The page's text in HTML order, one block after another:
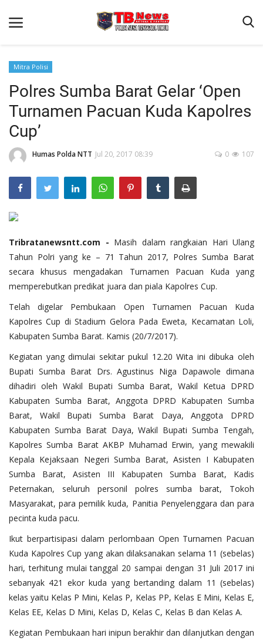
Beranda
Binkam
Terms & Conditions
Reskrim
Lantas
Polisi Kita
Mitra Polisi
Giat Ops
Link Polda NTT
Mitra Polisi
Polres Sumba Barat Gelar ‘Open
Turnamen Pacuan Kuda Kapolres
Cup’
Humas Polda NTT Jul 20, 2017 08:39 107
0
Tribratanewsntt.com - Masih dalam rangkaian Hari Ulang
Tahun Polri yang ke – 71 Tahun 2017, Polres Sumba Barat
secara khusus mengadakan Turnamen Pacuan Kuda yang
memperebutkan predikat juara dan piala Kapolres Cup.
Telah digelar Pembukaan Open Turnamen Pacuan Kuda
Kapolres Cup di Stadium Gelora Pada Eweta, Kecamatan Loli,
Kabupaten Sumba Barat. Kamis (20/7/2017).
Kegiatan yang dimulai sekitar pukul 12.20 Wita ini dibuka oleh
Bupati Sumba Barat Drs. Agustinus Niga Dapawole dimana
dihadiri oleh Wakil Bupati Sumba Barat, Wakil Ketua DPRD
Kabupaten Sumba Barat, Anggota DPRD Kabupaten Sumba
Barat, Wakil Bupati Sumba Barat Daya, Anggota DPRD
Kabupaten Sumba Barat Daya, Wakil Bupati Sumba Tengah,
Kapolres Sumba Barat AKBP Muhamad Erwin, yang mewakili
Kepala Kejaksaan Negeri Sumba Barat, Asisten I Kabupaten
Sumba Barat, Asisten III Kabupaten Sumba Barat, Kadis
Peternakan, seluruh personil polres sumba barat, Tokoh
Masyarakat, para pemilik kuda, Panitia Penyelenggara dan para
pecinta kuda pacu.
Ikut berpartisipasi dalam perlombaan Open Turnamen Pacuan
Kuda Kapolres Cup yang akan dilaksanakan selama 11 (sebelas)
hari, terhitung mulai tanggal 20 sampai dengan 31 Juli 2017 ini
sebanyak 421 ekor kuda yang bertanding dalam 11 (sebelas)
kelas yaitu Kelas P Mini, Kelas P, Kelas PP, Kelas E Mini, Kelas E,
Kelas EE, Kelas D Mini, Kelas D, Kelas C, Kelas B dan Kelas A.
‎Kegiatan Pembukaan hari inipun berakhir dan dilanjutkan dengan